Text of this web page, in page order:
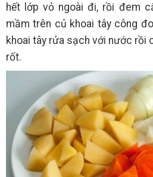
hết lớp vỏ ngoài đi, rồi đem
mầm trên củ khoai tây công
khoai tây rửa sạch với nước rồi
rốt.